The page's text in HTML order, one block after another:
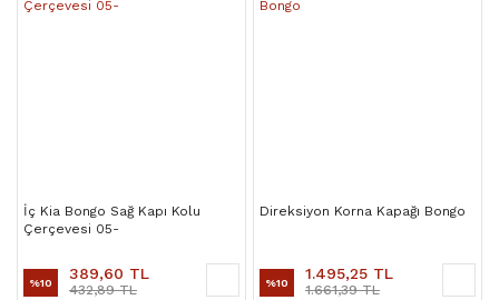
İç Kia Bongo Sağ Kapı Kolu
Çerçevesi 05-
%10 389,60 TL
432,89 TL
Direksiyon Korna Kapağı Bongo
%10 1.495,25 TL
1.661,39 TL